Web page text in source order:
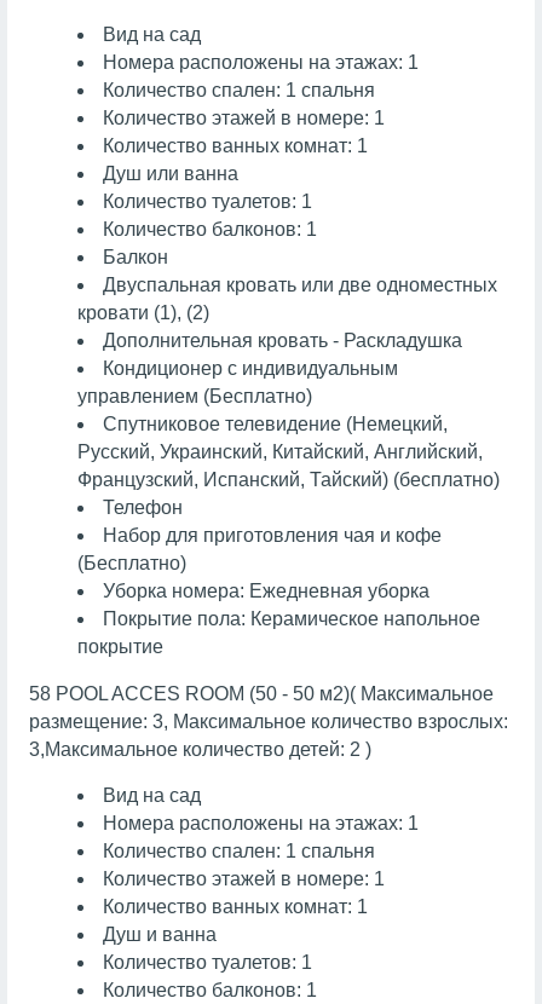
Вид на сад
Номера расположены на этажах: 1
Количество спален: 1 спальня
Количество этажей в номере: 1
Количество ванных комнат: 1
Душ или ванна
Количество туалетов: 1
Количество балконов: 1
Балкон
Двуспальная кровать или две одноместных
кровати (1), (2)
Дополнительная кровать - Раскладушка
Кондиционер с индивидуальным
управлением (Бесплатно)
Спутниковое телевидение (Немецкий,
Русский, Украинский, Китайский, Английский,
Французский, Испанский, Тайский) (бесплатно)
Телефон
Набор для приготовления чая и кофе
(Бесплатно)
Уборка номера: Ежедневная уборка
Покрытие пола: Керамическое напольное
покрытие
58 POOL ACCES ROOM (50 - 50 м2)( Максимальное
размещение: 3, Максимальное количество взрослых:
3,Максимальное количество детей: 2 )
Вид на сад
Номера расположены на этажах: 1
Количество спален: 1 спальня
Количество этажей в номере: 1
Количество ванных комнат: 1
Душ и ванна
Количество туалетов: 1
Количество балконов: 1